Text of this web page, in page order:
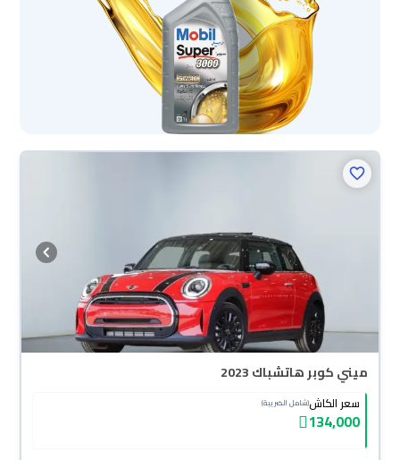
ميني كوبر هاتشباك 2023
سعر الكاش(شامل الضريبة)
134,000